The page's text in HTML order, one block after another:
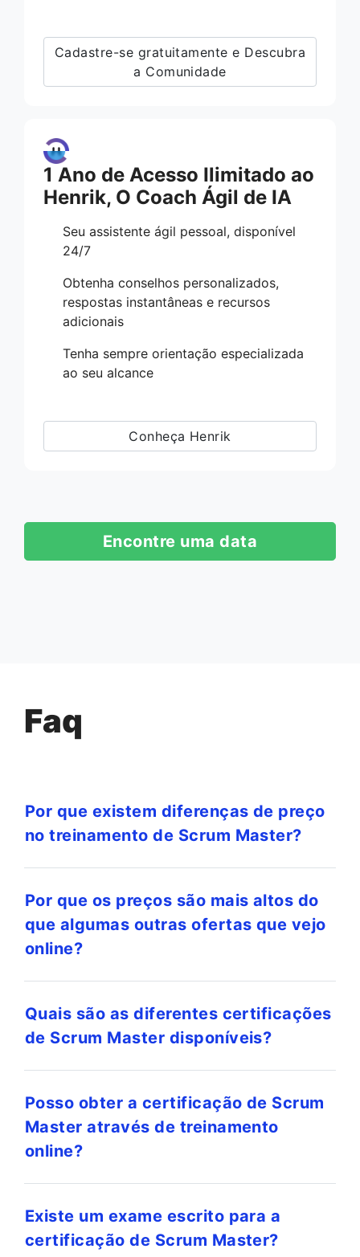
Cadastre-se gratuitamente e Descubra
a Comunidade
1 Ano de Acesso Ilimitado ao
Henrik, O Coach Ágil de IA
Seu assistente ágil pessoal, disponível
24/7
Obtenha conselhos personalizados,
respostas instantâneas e recursos
adicionais
Tenha sempre orientação especializada
ao seu alcance
Conheça Henrik
Encontre uma data
Faq
Por que existem diferenças de preço
no treinamento de Scrum Master?
Por que os preços são mais altos do
que algumas outras ofertas que vejo
online?
Quais são as diferentes certificações
de Scrum Master disponíveis?
Posso obter a certificação de Scrum
Master através de treinamento
online?
Existe um exame escrito para a
certificação de Scrum Master?